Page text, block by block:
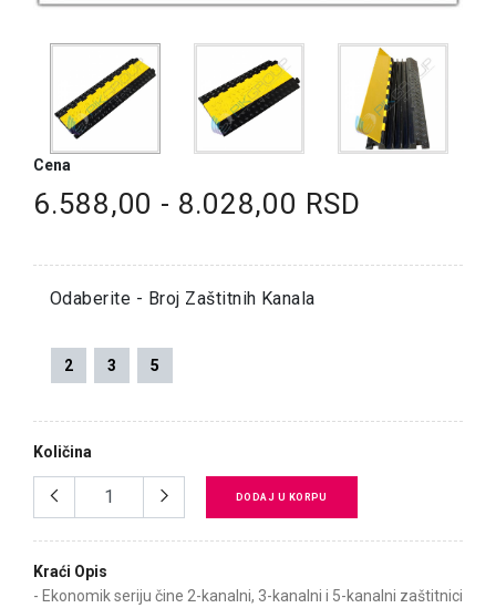
Cena
6.588,00 - 8.028,00 RSD
Odaberite - Broj Zaštitnih Kanala
2 3 5
Količina
DODAJ U KORPU
Kraći Opis
- Ekonomik seriju čine 2-kanalni, 3-kanalni i 5-kanalni zaštitnici